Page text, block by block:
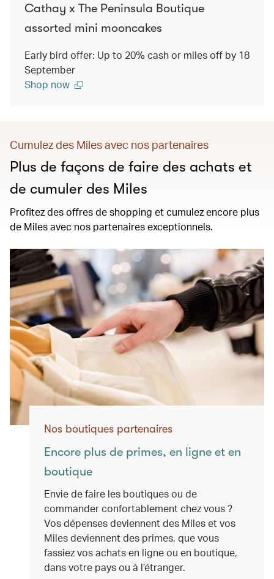
Cathay x The Peninsula Boutique
assorted mini mooncakes
Early bird offer: Up to 20% cash or miles off by 18
September
Shop now
Cumulez des Miles avec nos partenaires
Plus de façons de faire des achats et
de cumuler des Miles
Profitez des offres de shopping et cumulez encore plus
de Miles avec nos partenaires exceptionnels.
Nos boutiques partenaires
Encore plus de primes, en ligne et en
boutique
Envie de faire les boutiques ou de
commander confortablement chez vous ?
Vos dépenses deviennent des Miles et vos
Miles deviennent des primes, que vous
fassiez vos achats en ligne ou en boutique,
dans votre pays ou à l’étranger.